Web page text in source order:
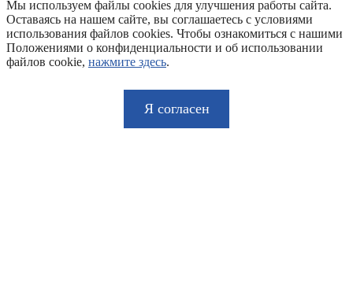
Мы используем файлы cookies для улучшения работы сайта.
Оставаясь на нашем сайте, вы соглашаетесь с условиями
использования файлов cookies. Чтобы ознакомиться с нашими
Положениями о конфиденциальности и об использовании
файлов cookie, нажмите здесь.
Я согласен